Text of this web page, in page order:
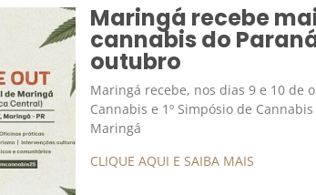
Maringá recebe
cannabis do
outubro
Maringá recebe, nos dias 9 e 10 de
Cannabis e 1º Simpósio de
Maringá
CLIQUE AQUI E SAIBA MAIS